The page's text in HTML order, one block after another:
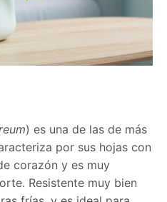
) es una de las de más
por sus hojas con
corazón y es muy
Resistente muy bien